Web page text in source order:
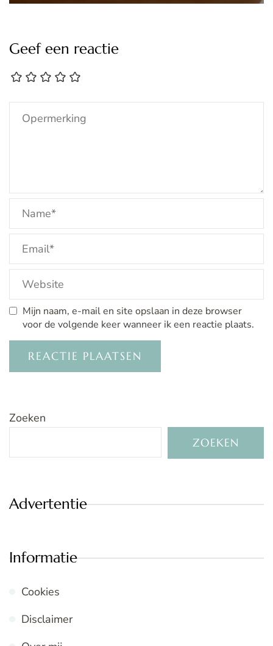
Geef een reactie
Mijn naam, e-mail en site opslaan in deze browser
voor de volgende keer wanneer ik een reactie plaats.
Zoeken
ZOEKEN
Advertentie
Informatie
Cookies
Disclaimer